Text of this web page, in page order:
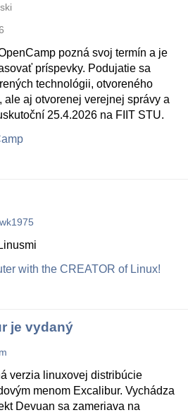
pozná svoj termín a je
príspevky. Podujatie sa
technológii, otvoreného
ale aj otvorenej verejnej správy a
25.4.2026 na FIIT STU.
with the CREATOR of Linux!
je vydaný
verzia linuxovej distribúcie
menom Excalibur. Vychádza
Devuan sa zameriava na